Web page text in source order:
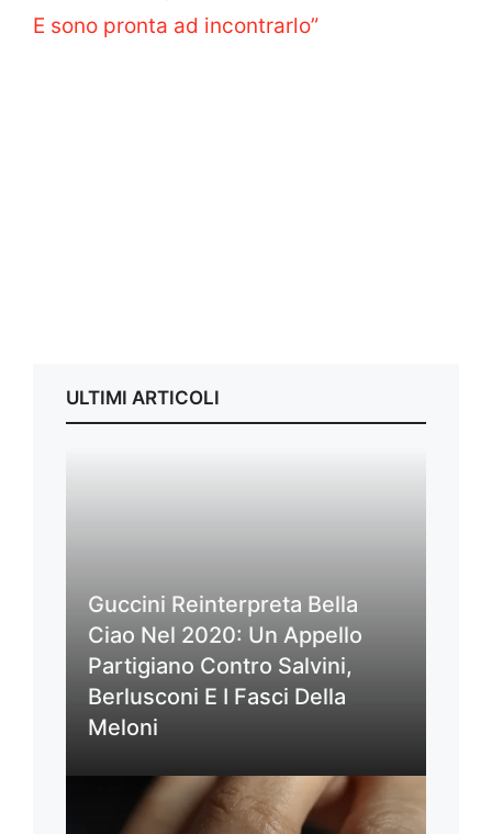
E sono pronta ad incontrarlo”
ULTIMI ARTICOLI
Guccini Reinterpreta Bella
Ciao Nel 2020: Un Appello
Partigiano Contro Salvini,
Berlusconi E I Fasci Della
Meloni